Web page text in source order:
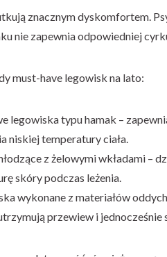
znacznym dyskomfortem.
nie zapewnia odpowiedniej
must-have legowisk na lato:
legowiska typu hamak –
niskiej temperatury ciała.
z żelowymi wkładami –
skóry podczas leżenia.
wykonane z materiałów
przewiew i jednocześnie